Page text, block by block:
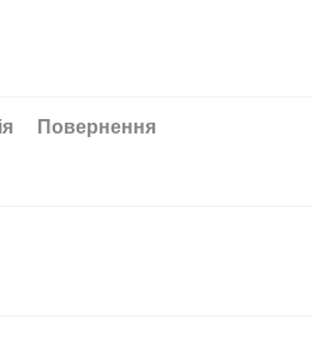
Повернення